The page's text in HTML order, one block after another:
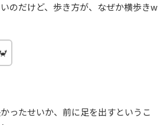
のだけど、歩き方が、なぜか横歩きw
ったせいか、前に足を出すというこ